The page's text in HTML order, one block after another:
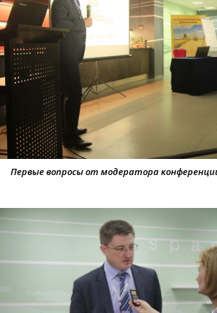
Первые вопросы от модератора